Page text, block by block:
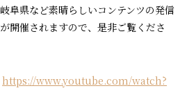
阜県など素晴らしいコンテンツの発信
開催されますので、是非ご覧くださ
https://www.youtube.com/watch?